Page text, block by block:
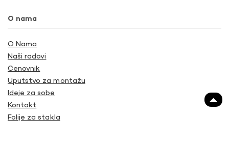
O nama
O Nama
Naši radovi
Cenovnik
Uputstvo za montažu
Ideje za sobe
Kontakt
Folije za stakla